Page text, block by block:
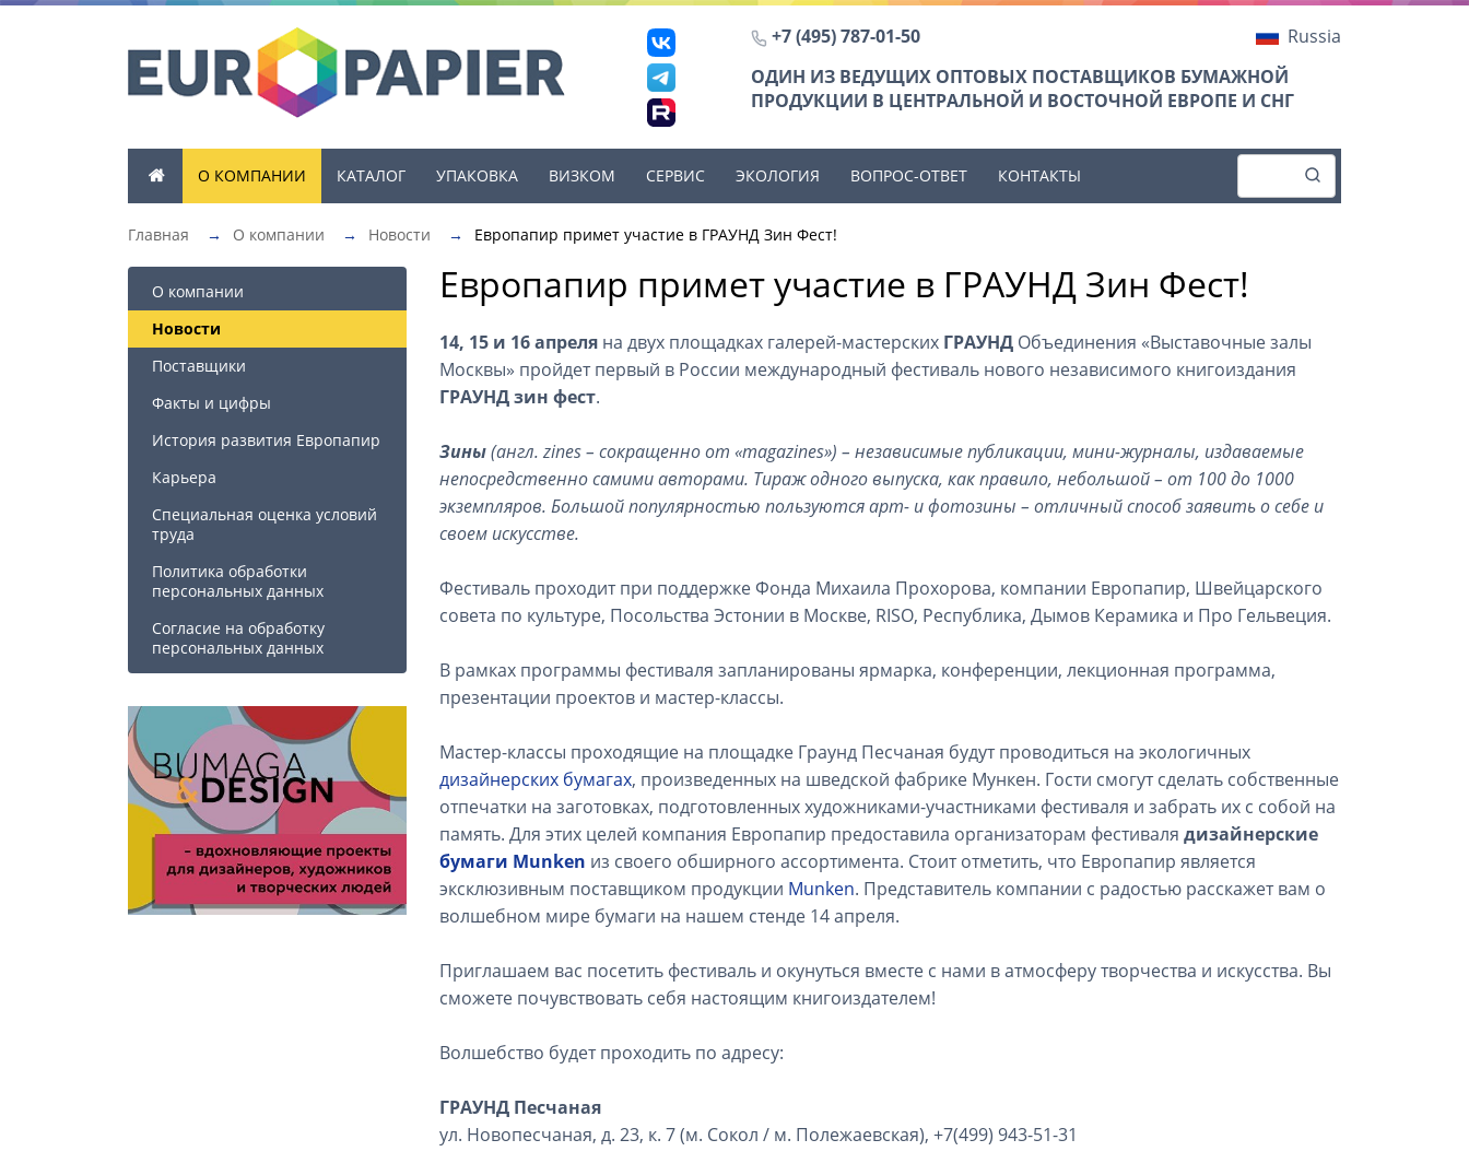
+7 (495) 787-01-50
Russia
ОДИН ИЗ ВЕДУЩИХ ОПТОВЫХ ПОСТАВЩИКОВ БУМАЖНОЙ
ПРОДУКЦИИ В ЦЕНТРАЛЬНОЙ И ВОСТОЧНОЙ ЕВРОПЕ И СНГ
О КОМПАНИИ КАТАЛОГ УПАКОВКА ВИЗКОМ СЕРВИС ЭКОЛОГИЯ ВОПРОС-ОТВЕТ КОНТАКТЫ
Главная → О компании → Новости → Европапир примет участие в ГРАУНД Зин Фест!
О компании
Новости
Поставщики
Факты и цифры
История развития Европапир
Карьера
Специальная оценка условий
труда
Политика обработки
персональных данных
Cогласие на обработку
персональных данных
Европапир примет участие в ГРАУНД Зин Фест!
14, 15 и 16 апреля на двух площадках галерей-мастерских ГРАУНД Объединения «Выставочные залы
Москвы» пройдет первый в России международный фестиваль нового независимого книгоиздания
ГРАУНД зин фест.
Зины(англ. zines – сокращенно от «magazines») – независимые публикации, мини-журналы, издаваемые
непосредственно самими авторами. Тираж одного выпуска, как правило, небольшой – от 100 до 1000
экземпляров. Большой популярностью пользуются арт- и фотозины – отличный способ заявить о себе и
своем искусстве.
Фестиваль проходит при поддержке Фонда Михаила Прохорова, компании Европапир, Швейцарского
совета по культуре, Посольства Эстонии в Москве, RISO, Республика, Дымов Керамика и Про Гельвеция.
В рамках программы фестиваля запланированы ярмарка, конференции, лекционная программа,
презентации проектов и мастер-классы.
Мастер-классы проходящие на площадке Граунд Песчаная будут проводиться на экологичных
дизайнерских бумагах, произведенных на шведской фабрике Мункен. Гости смогут сделать собственные
отпечатки на заготовках, подготовленных художниками-участниками фестиваля и забрать их с собой на
память. Для этих целей компания Европапир предоставила организаторам фестиваля дизайнерские
бумаги Munken из своего обширного ассортимента. Стоит отметить, что Европапир является
эксклюзивным поставщиком продукции Munken. Представитель компании с радостью расскажет вам о
волшебном мире бумаги на нашем стенде 14 апреля.
Приглашаем вас посетить фестиваль и окунуться вместе с нами в атмосферу творчества и искусства. Вы
сможете почувствовать себя настоящим книгоиздателем!
Волшебство будет проходить по адресу:
ГРАУНД Песчаная
ул. Новопесчаная, д. 23, к. 7 (м. Сокол / м. Полежаевская), +7(499) 943-51-31